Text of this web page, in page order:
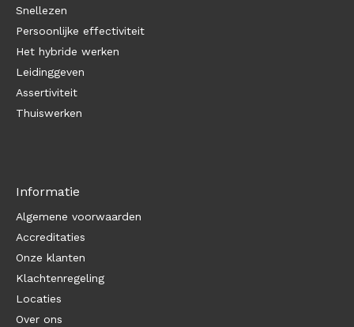
Snellezen
Persoonlijke effectiviteit
Het hybride werken
Leidinggeven
Assertiviteit
Thuiswerken
Informatie
Algemene voorwaarden
Accreditaties
Onze klanten
Klachtenregeling
Locaties
Over ons